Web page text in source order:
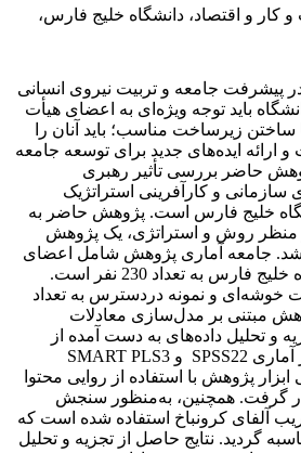
کار و اقتصاد، دانشگاه خلیج فارس،
پیشرفت جامعه و تربیت نیروی انسانی
باید توجه ویژه‌ای به اعضای هیأت
زیرساخت مناسب؛ باید آنان را
ارائه ایده‌های جدید برای توسعه جامعه
حاضر بررسی تأثیر رهبری
سازمانی و کارآفرینی استراتژیک
خلیج فارس است. پژوهش حاضر به
منظر روش و استراتژی، یک پژوهش
جامعه آماری پژوهش شامل اعضای
هیأت علمی فعال دانشگاه خلیج فارس به تعداد 230 نفر است.
خوشه‌ای و نمونه در‌دسترس به تعداد
مبتنی بر مدل‌سازی معادلات
و تحلیل داده‌های به دست آمده از
پرسشنامه‌ها از نرم افزار آماری SPSS22 و SMART PLS3
پژوهش با استفاده از روایی محتوا
گرفت. همچنین، به‌منظور سنجش
آلفای کرونباخ استفاده شده است که
بالاتر از 7/0 محاسبه گردید. نتایج حاصل از تجزیه و تحلیل